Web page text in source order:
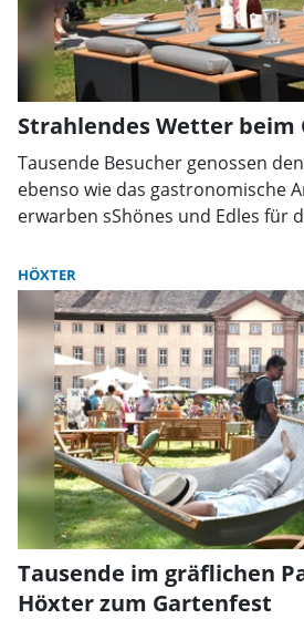
Strahlendes Wetter beim
Tausende Besucher genossen
ebenso wie das gastronomische
erwarben sShönes und Edles für
HÖXTER
Tausende im gräflichen
Höxter zum Gartenfest